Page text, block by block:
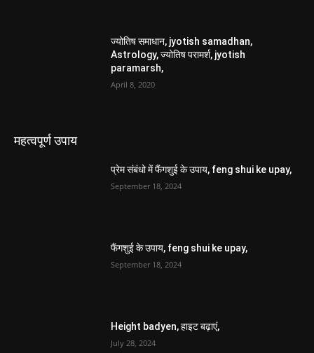
ज्योतिष समाधान, jyotish samadhan,
Astrology, ज्योतिष परामर्श, jyotish
paramarsh,
April 8, 2020
महत्वपूर्ण उपाय
प्रेम संबंधो में फैंगशुई के उपाय, feng shui ke upay,
September 18, 2024
फैंगशुई के उपाय, feng shui ke upay,
September 18, 2024
Height badyen, हाइट बढ़ाएं,
July 28, 2024